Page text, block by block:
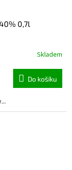
0,7l
Skladem
Do košíku